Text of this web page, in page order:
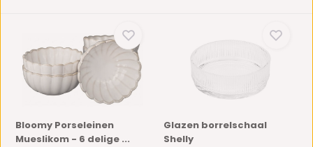
Bloomy Porseleinen
Mueslikom - 6 delige ...
Glazen borrelschaal
Shelly